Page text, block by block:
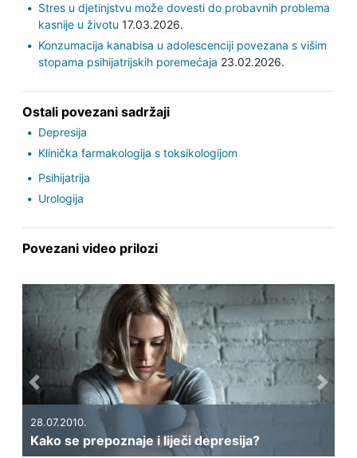
Stres u djetinjstvu može dovesti do probavnih problema
kasnije u životu 17.03.2026.
Konzumacija kanabisa u adolescenciji povezana s višim
stopama psihijatrijskih poremećaja 23.02.2026.
Ostali povezani sadržaji
Depresija
Klinička farmakologija s toksikologijom
Psihijatrija
Urologija
Povezani video prilozi
28.07.2010.
Kako se prepoznaje i liječi depresija?
Previous Next